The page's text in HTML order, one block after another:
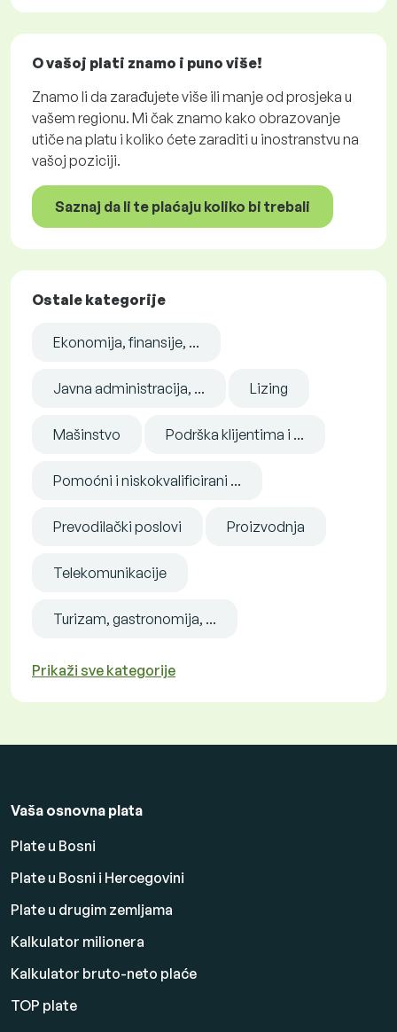
O vašoj plati znamo i puno više!
Znamo li da zarađujete više ili manje od prosjeka u
vašem regionu. Mi čak znamo kako obrazovanje
utiče na platu i koliko ćete zaraditi u inostranstvu na
vašoj poziciji.
Saznaj da li te plaćaju koliko bi trebali
Ostale kategorije
Ekonomija, finansije, ...
Javna administracija, ... Lizing
Mašinstvo Podrška klijentima i ...
Pomoćni i niskokvalificirani ...
Prevodilački poslovi Proizvodnja
Telekomunikacije
Turizam, gastronomija, ...
Prikaži sve kategorije
Vaša osnovna plata
Plate u Bosni
Plate u Bosni i Hercegovini
Plate u drugim zemljama
Kalkulator milionera
Kalkulator bruto-neto plaće
TOP plate